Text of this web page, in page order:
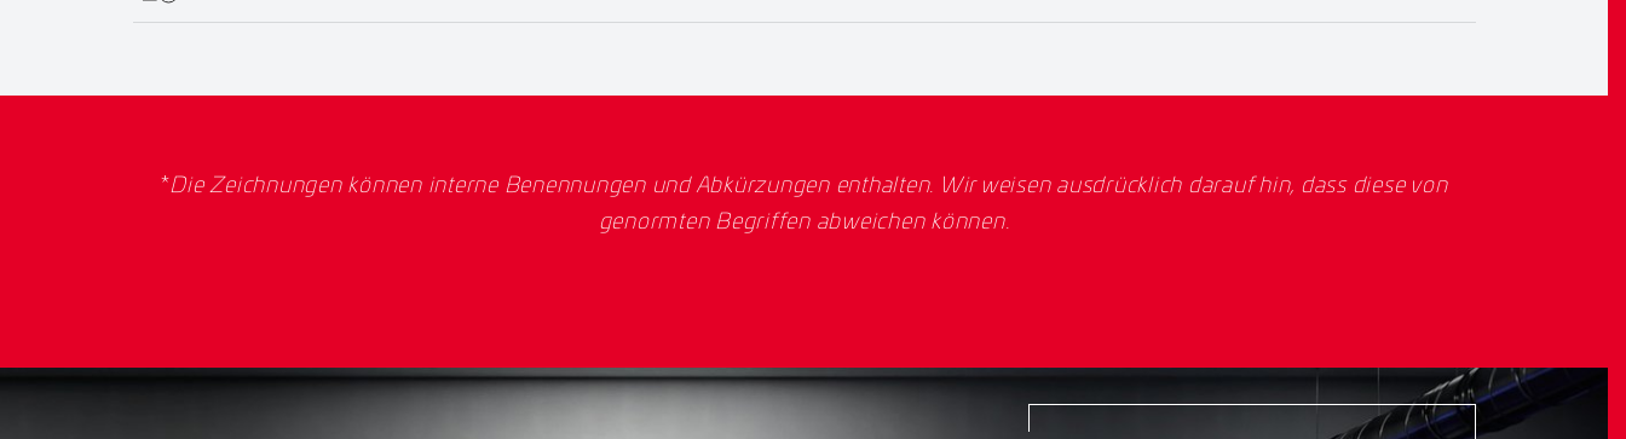
*Die Zeichnungen können interne Benennungen und Abkürzungen enthalten. Wir weisen ausdrücklich darauf hin, dass diese von
genormten Begriffen abweichen können.